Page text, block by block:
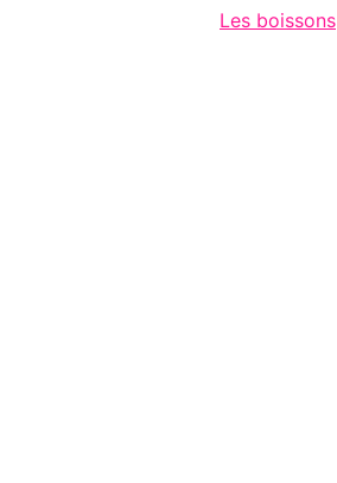
Les boissons